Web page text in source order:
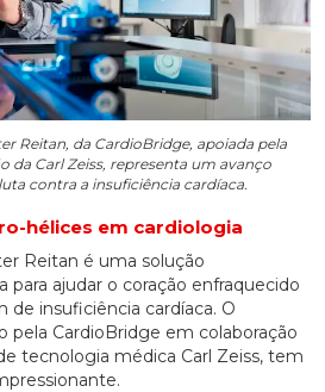
Reitan, da CardioBridge, apoiada pela
da Carl Zeiss, representa um avanço
contra a insuficiência cardíaca.
hélices em cardiologia
Reitan é uma solução
para ajudar o coração enfraquecido
de insuficiência cardíaca. O
pela CardioBridge em colaboração
tecnologia médica Carl Zeiss, tem